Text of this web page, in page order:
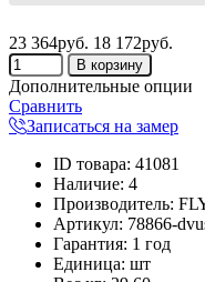
23 364руб. 18 172руб.
Дополнительные опции
Сравнить
Записаться на замер
ID товара: 41081
Наличие: 4
Производитель:
Артикул: 78866-
Гарантия: 1 год
Единица: шт